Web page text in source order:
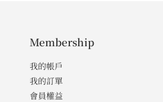
Membership
我的帳戶
我的訂單
會員權益